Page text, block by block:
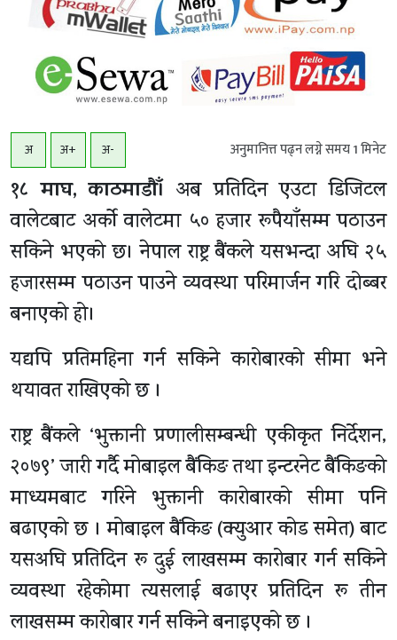
अ अ+ अ- अनुमानित्त पढ्न लग्ने समय1मिनेट
१८ माघ, काठमाडाैँ। अब प्रतिदिन एउटा डिजिटल
वालेटबाट अर्को वालेटमा ५० हजार रूपैयाँसम्म पठाउन
सकिने भएको छ। नेपाल राष्ट्र बैंकले यसभन्दा अघि २५
हजारसम्म पठाउन पाउने व्यवस्था परिमार्जन गरि दोब्बर
बनाएको हो।
यद्यपि प्रतिमहिना गर्न सकिने कारोबारको सीमा भने
थयावत राखिएको छ ।
राष्ट्र बैंकले ‘भुक्तानी प्रणालीसम्बन्धी एकीकृत निर्देशन,
२०७९’ जारी गर्दै मोबाइल बैंकिङ तथा इन्टरनेट बैंकिङको
माध्यमबाट गरिने भुक्तानी कारोबारको सीमा पनि
बढाएको छ । मोबाइल बैंकिङ (क्युआर कोड समेत) बाट
यसअघि प्रतिदिन रू दुई लाखसम्म कारोबार गर्न सकिने
व्यवस्था रहेकोमा त्यसलाई बढाएर प्रतिदिन रू तीन
लाखसम्म कारोबार गर्न सकिने बनाइएको छ ।